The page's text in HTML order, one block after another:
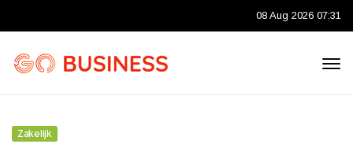
08 Aug 2026 07:31
Zakelijk